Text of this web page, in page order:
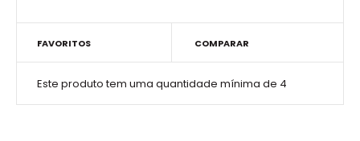
FAVORITOS COMPARAR
Este produto tem uma quantidade mínima de 4